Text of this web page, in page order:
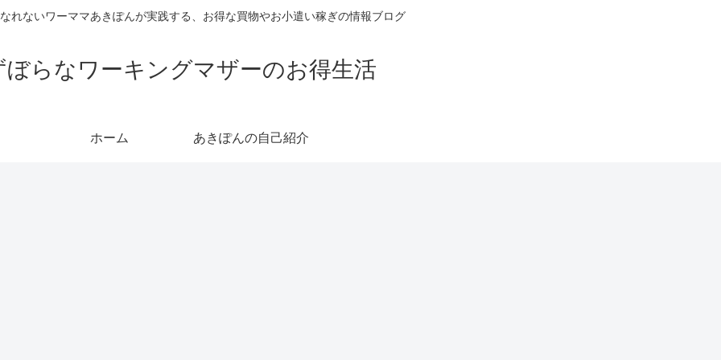
れないワーママあきぽんが実践する、お得な買物やお小遣い稼ぎの情報ブログ
ぼらなワーキングマザーのお得生活
ホーム あきぽんの自己紹介